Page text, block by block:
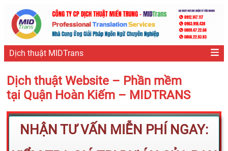
Dịch thuật MIDTrans
Dịch thuật Website – Phần mềm
tại Quận Hoàn Kiếm – MIDTRANS
NHẬN TƯ VẤN MIỄN PHÍ NGAY: